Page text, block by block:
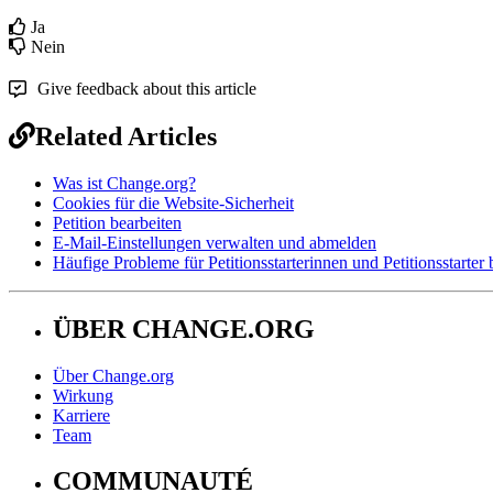
Ja
Nein
Give feedback about this article
Related Articles
Was ist Change.org?
Cookies für die Website-Sicherheit
Petition bearbeiten
E-Mail-Einstellungen verwalten und abmelden
Häufige Probleme für Petitionsstarterinnen und Petitionsstarter
ÜBER CHANGE.ORG
Über Change.org
Wirkung
Karriere
Team
COMMUNAUTÉ